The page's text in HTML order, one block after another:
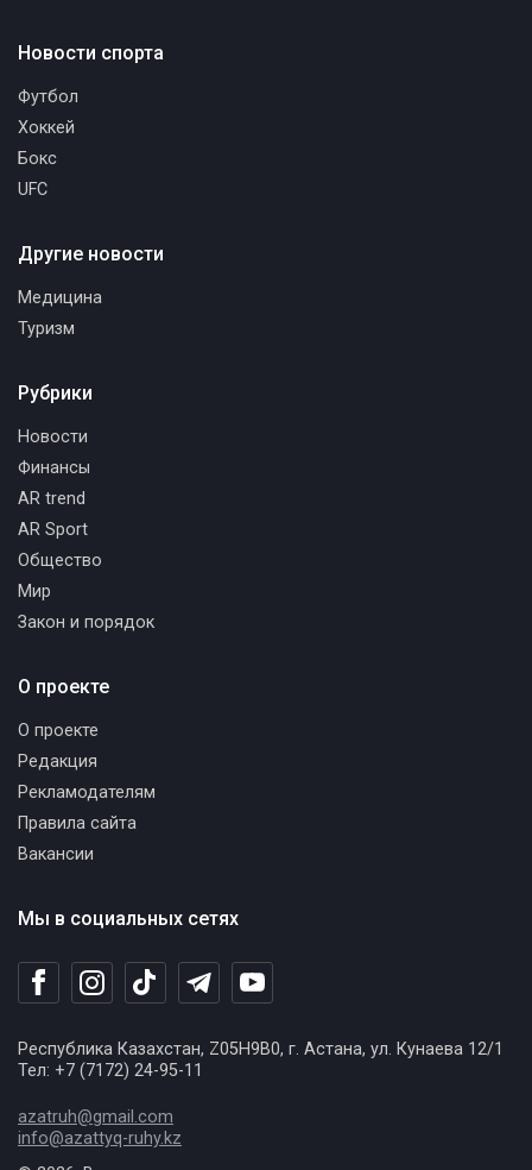
Новости спорта
Футбол
Хоккей
Бокс
UFC
Другие новости
Медицина
Туризм
Мы в социальных сетях
Республика Казахстан, Z05H9B0, г. Астана, ул. Кунаева 12/1
Тел: +7 (7172) 24-95-11
azatruh@gmail.com
info@azattyq-ruhy.kz
Рубрики
Новости
Финансы
AR trend
AR Sport
Общество
Мир
Закон и порядок
О проекте
О проекте
Редакция
Рекламодателям
Правила сайта
Вакансии